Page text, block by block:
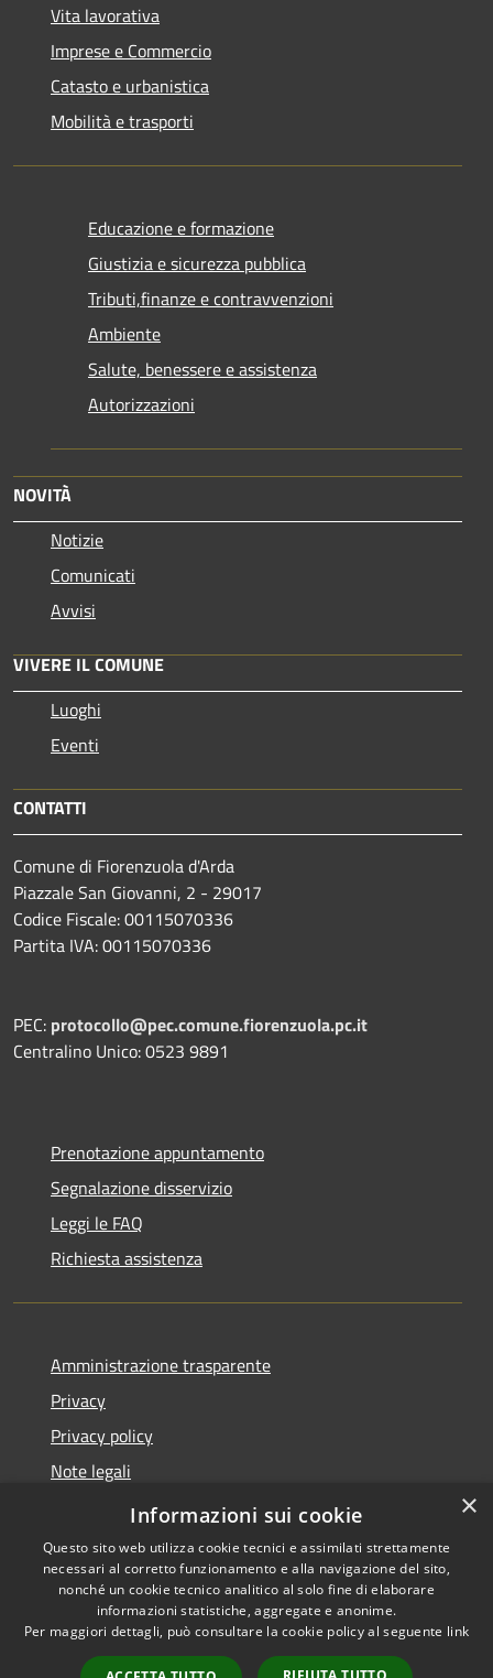
Vita lavorativa
Imprese e Commercio
Catasto e urbanistica
Mobilità e trasporti
Educazione e formazione
Giustizia e sicurezza pubblica
Tributi,finanze e contravvenzioni
Ambiente
Salute, benessere e assistenza
Autorizzazioni
NOVITÀ
Notizie
Comunicati
Avvisi
VIVERE IL COMUNE
Luoghi
Eventi
CONTATTI
Comune di Fiorenzuola d'Arda
Piazzale San Giovanni, 2 - 29017
Codice Fiscale: 00115070336
Partita IVA: 00115070336
PEC: protocollo@pec.comune.fiorenzuola.pc.it
Centralino Unico: 0523 9891
Prenotazione appuntamento
Segnalazione disservizio
Leggi le FAQ
Richiesta assistenza
Amministrazione trasparente
Privacy
Privacy policy
Note legali
Dichiarazione di accessibilità
Accessibilità
Copyright © 2026 • Comune di
Fiorenzuola d'Arda • Powered
byMunicipium Accesso
×
Informazioni sui cookie
Questo sito web utilizza cookie tecnici e assimilati strettamente
necessari al corretto funzionamento e alla navigazione del sito,
nonché un cookie tecnico analitico al solo fine di elaborare
informazioni statistiche, aggregate e anonime.
Per maggiori dettagli, può consultare la cookie policy al seguente link